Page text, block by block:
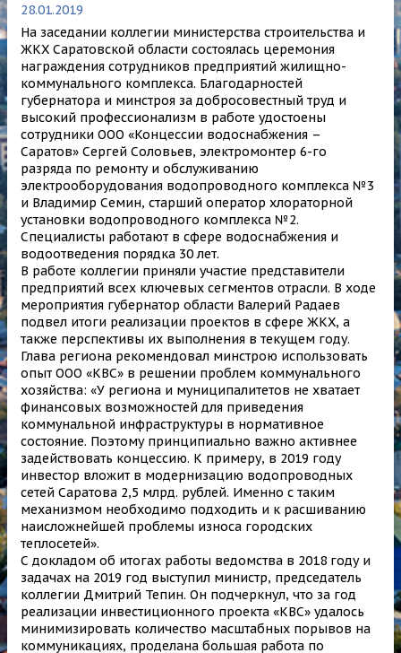
ОТКЛЮЧЕНИЯ
КОНТАКТЫ
HAWLE
28.01.2019
На заседании коллегии министерства строительства и
ЖКХ Саратовской области состоялась церемония
награждения сотрудников предприятий жилищно-
коммунального комплекса. Благодарностей
губернатора и минстроя за добросовестный труд и
высокий профессионализм в работе удостоены
сотрудники ООО «Концессии водоснабжения –
Саратов» Сергей Соловьев, электромонтер 6-го
разряда по ремонту и обслуживанию
электрооборудования водопроводного комплекса №3
и Владимир Семин, старший оператор хлораторной
установки водопроводного комплекса №2.
Специалисты работают в сфере водоснабжения и
водоотведения порядка 30 лет.
В работе коллегии приняли участие представители
предприятий всех ключевых сегментов отрасли. В ходе
мероприятия губернатор области Валерий Радаев
подвел итоги реализации проектов в сфере ЖКХ, а
также перспективы их выполнения в текущем году.
Глава региона рекомендовал минстрою использовать
опыт ООО «КВС» в решении проблем коммунального
хозяйства: «У региона и муниципалитетов не хватает
финансовых возможностей для приведения
коммунальной инфраструктуры в нормативное
состояние. Поэтому принципиально важно активнее
задействовать концессию. К примеру, в 2019 году
инвестор вложит в модернизацию водопроводных
сетей Саратова 2,5 млрд. рублей. Именно с таким
механизмом необходимо подходить и к расшиванию
наисложнейшей проблемы износа городских
теплосетей».
С докладом об итогах работы ведомства в 2018 году и
задачах на 2019 год выступил министр, председатель
коллегии Дмитрий Тепин. Он подчеркнул, что за год
реализации инвестиционного проекта «КВС» удалось
минимизировать количество масштабных порывов на
коммуникациях, проделана большая работа по